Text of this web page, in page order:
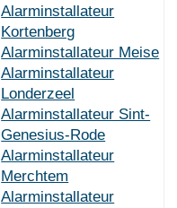
Alarminstallateur
Kortenberg
Alarminstallateur Meise
Alarminstallateur
Londerzeel
Alarminstallateur Sint-
Genesius-Rode
Alarminstallateur
Merchtem
Alarminstallateur